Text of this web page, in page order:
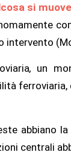
si muove
intervento
, un
abbiano
centrali